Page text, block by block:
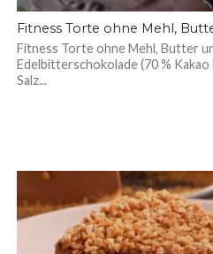
Fitness Torte ohne Mehl,
Fitness Torte ohne Mehl, Butter
Edelbitterschokolade (70 %
Salz...